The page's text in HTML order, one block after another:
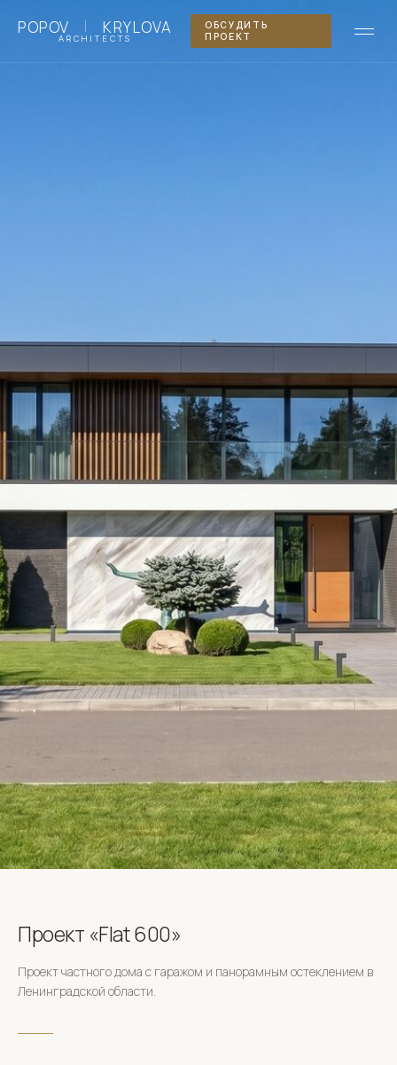
POPOV | KRYLOVA
ARCHITECTS
ОБСУДИТЬ
ПРОЕКТ
Проект «Flat 600»
Проект частного дома с гаражом и панорамным остеклением в
Ленинградской области.